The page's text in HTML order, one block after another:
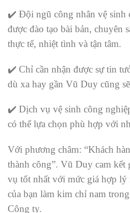
✔️ Đội ngũ công nhân vệ sinh
được đào tạo bài bản, chuyên
thực tế, nhiệt tình và tận tâm.
✔️ Chỉ cần nhận được sự tin
dù xa hay gần Vũ Duy cũng
✔️ Dịch vụ vệ sinh công
có thể lựa chọn phù hợp với
Với phương châm: “Khách
thành công”. Vũ Duy cam kết
vụ tốt nhất với mức giá hợp lý
của bạn làm kim chỉ nam
Công ty.